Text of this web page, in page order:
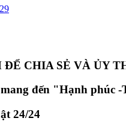
ĐỂ CHIA SẺ VÀ ỦY
đến "Hạnh phúc
24/24